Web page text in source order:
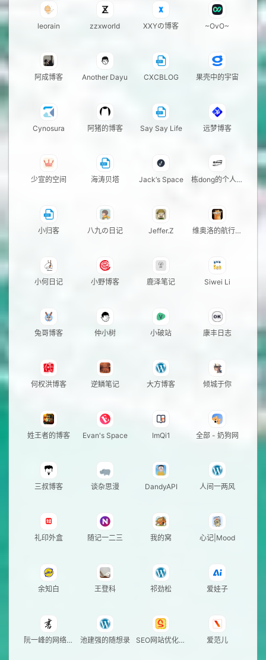
leorain zzxworld XXYの博客 ~OvO~
阿成博客 Another Dayu CXCBLOG 果壳中的宇宙
Cynosura 阿猪的博客 Say Say Life 远梦博客
少宣的空间 海涛贝塔 Jack‘s Space
栋dong的个人站
小归客 八九の日记 Jeffer.Z
维奥洛的航行日
小何日记 小野博客 鹿泽笔记 Siwei Li
兔哥博客 仲小树 小破站 康丰日志
何权洪博客 逆鳞笔记 大方博客 倾城于你
姓王者的博客 Evan's Space ImQi1 全部 - 奶狗网
三叔博客 谈杂思漫 DandyAPI 人间一两风
礼印外盒 随记一二三 我的窝 心记|Mood
余知白 王登科 祁劲松 爱娃子
阮一峰的网络日
池建强的随想录
SEO网站优化推
爱范儿